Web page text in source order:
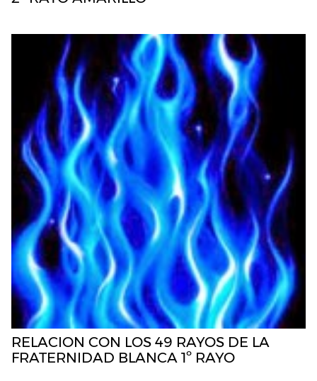
RELACION CON LOS 49 RAYOS DE LA
FRATERNIDAD BLANCA 1º RAYO